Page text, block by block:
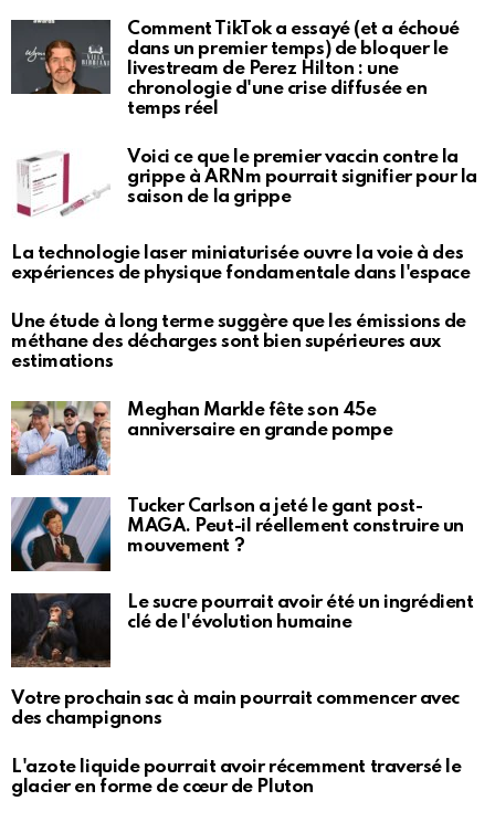
Comment TikTok a essayé (et a échoué
dans un premier temps) de bloquer le
livestream de Perez Hilton : une
chronologie d'une crise diffusée en
temps réel
Voici ce que le premier vaccin contre la
grippe à ARNm pourrait signifier pour la
saison de la grippe
La technologie laser miniaturisée ouvre la voie à des
expériences de physique fondamentale dans l'espace
Une étude à long terme suggère que les émissions de
méthane des décharges sont bien supérieures aux
estimations
Meghan Markle fête son 45e
anniversaire en grande pompe
Tucker Carlson a jeté le gant post-
MAGA. Peut-il réellement construire un
mouvement ?
Le sucre pourrait avoir été un ingrédient
clé de l'évolution humaine
Votre prochain sac à main pourrait commencer avec
des champignons
L'azote liquide pourrait avoir récemment traversé le
glacier en forme de cœur de Pluton